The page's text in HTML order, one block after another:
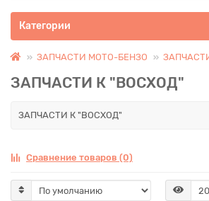
Категории
ЗАПЧАСТИ МОТО-БЕНЗО
ЗАПЧАСТИ К "ВОСХОД"
ЗАПЧАСТИ К "ВОСХОД"
Сравнение товаров (0)